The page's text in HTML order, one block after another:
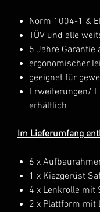
Norm 1004-1 &
TÜV und alle
5 Jahre Garantie
ergonomischer
geeignet für
Erweiterungen/
erhältlich
Im Lieferumfang
6 x
1 x Kiezgerüst
4 x Lenkrolle mit
2 x Plattform mit